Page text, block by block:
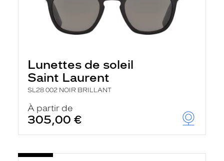
Lunettes de soleil
Saint Laurent
SL28 002 NOIR BRILLANT
À partir de
305,00 €